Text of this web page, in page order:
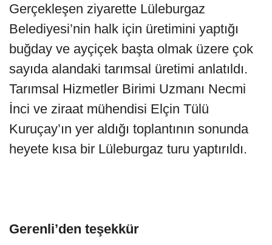
Gerçekleşen ziyarette Lüleburgaz
Belediyesi’nin halk için üretimini yaptığı
buğday ve ayçiçek başta olmak üzere çok
sayıda alandaki tarımsal üretimi anlatıldı.
Tarımsal Hizmetler Birimi Uzmanı Necmi
İnci ve ziraat mühendisi Elçin Tülü
Kuruçay’ın yer aldığı toplantının sonunda
heyete kısa bir Lüleburgaz turu yaptırıldı.
Gerenli’den teşekkür